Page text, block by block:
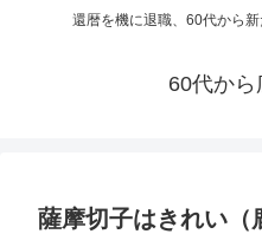
還暦を機に退職、60代から
60代から
薩摩切子はきれい（